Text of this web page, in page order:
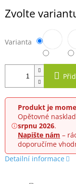
cena:
Zvolte
Varianta
Produkt je
Opětovné
srpnu 2026.
Napište nám –
doporučíme
Detailní informace